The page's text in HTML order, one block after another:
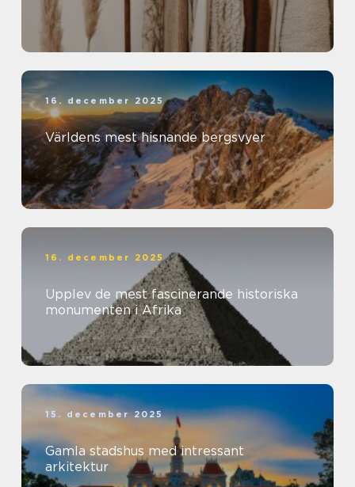
16. december 2025
Världens mest hisnande bergsvyer
16. december 2025
Upplev de mest fascinerande historiska
monumenten i Afrika
15. december 2025
Gamla stadshus med intressant
arkitektur